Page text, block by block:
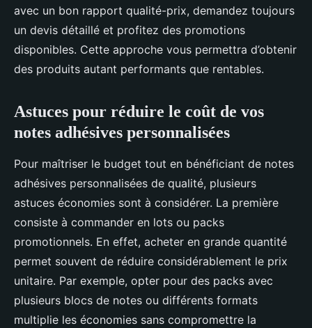
avec un bon rapport qualité-prix, demandez toujours
un devis détaillé et profitez des promotions
disponibles. Cette approche vous permettra d’obtenir
des produits autant performants que rentables.
Astuces pour réduire le coût de vos
notes adhésives personnalisées
Pour maîtriser le budget tout en bénéficiant de notes
adhésives personnalisées de qualité, plusieurs
astuces économies sont à considérer. La première
consiste à commander en lots ou packs
promotionnels. En effet, acheter en grande quantité
permet souvent de réduire considérablement le prix
unitaire. Par exemple, opter pour des packs avec
plusieurs blocs de notes ou différents formats
multiplie les économies sans compromettre la